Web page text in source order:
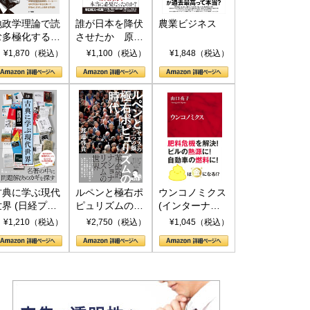
政学理論で読
多極化する世
トランプと
¥1,870（税込）
誰が日本を降伏
させたか 原爆
投下、ソ連参
(PHP新書)
¥1,100（税込）
農業ビジネス
¥1,848（税込）
典に学ぶ現代
界 (日経プレ
アシリーズ)
¥1,210（税込）
ルペンと極右ポ
ピュリズムの時
代：〈ヤヌス〉
¥2,750（税込）
ウンコノミクス
(インターナシ
ョナル新書)
¥1,045（税込）